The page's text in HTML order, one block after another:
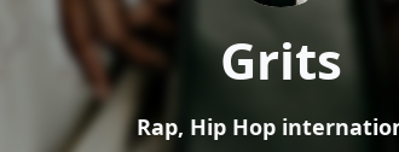
Grits
Rap, Hip Hop